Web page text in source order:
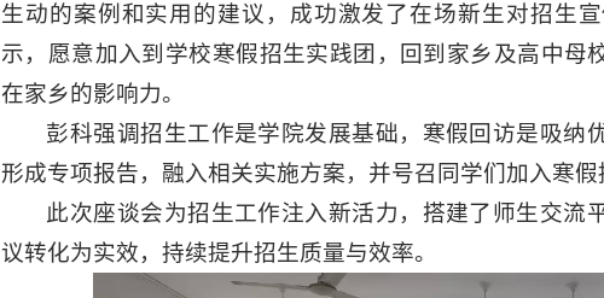
生动的案例和实用的建议，成功激发了在场新生对招生
示，愿意加入到学校寒假招生实践团，回到家乡及高中母
在家乡的影响力。
彭科强调招生工作是学院发展基础，寒假回访是吸纳
形成专项报告，融入相关实施方案，并号召同学们加入寒假
此次座谈会为招生工作注入新活力，搭建了师生交流
议转化为实效，持续提升招生质量与效率。